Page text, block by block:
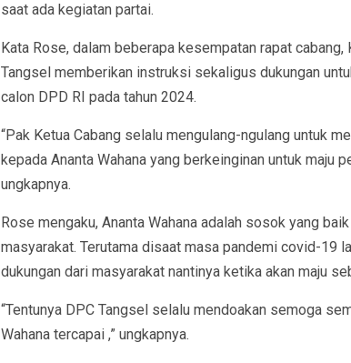
saat ada kegiatan partai.
Kata Rose, dalam beberapa kesempatan rapat cabang,
Tangsel memberikan instruksi sekaligus dukungan
calon DPD RI pada tahun 2024.
“Pak Ketua Cabang selalu mengulang-ngulang untuk
kepada Ananta Wahana yang berkeinginan untuk maju
ungkapnya.
Rose mengaku, Ananta Wahana adalah sosok yang
masyarakat. Terutama disaat masa pandemi covid-19
dukungan dari masyarakat nantinya ketika akan maju
“Tentunya DPC Tangsel selalu mendoakan semoga
Wahana tercapai ,” ungkapnya.